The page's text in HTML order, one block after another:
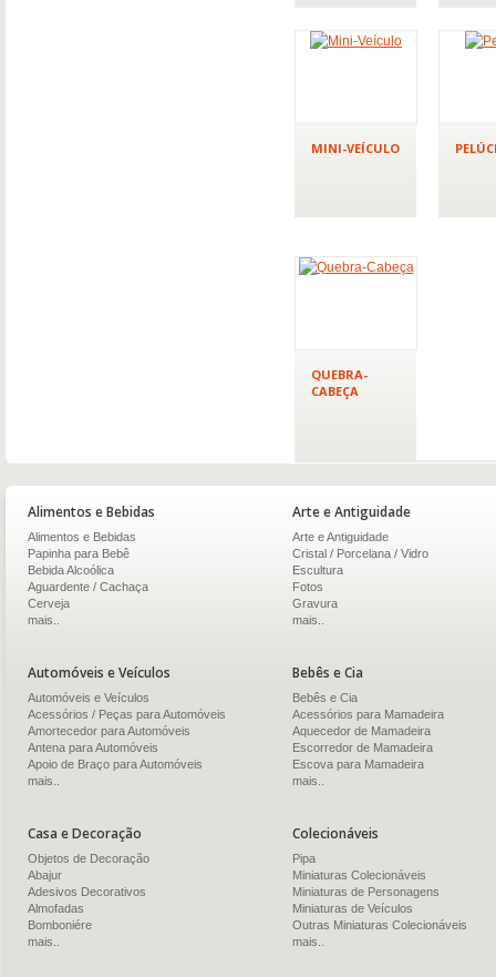
MINI-VEÍCULO
QUEBRA-
CABEÇA
Alimentos e Bebidas
Alimentos e Bebidas
Papinha para Bebê
Bebida Alcoólica
Aguardente / Cachaça
Cerveja
mais..
Arte e Antiguidade
Arte e Antiguidade
Cristal / Porcelana / Vidro
Escultura
Fotos
Gravura
mais..
Automóveis e Veículos
Automóveis e Veículos
Acessórios / Peças para Automóveis
Amortecedor para Automóveis
Antena para Automóveis
Apoio de Braço para Automóveis
mais..
Bebês e Cia
Bebês e Cia
Acessórios para Mamadeira
Aquecedor de Mamadeira
Escorredor de Mamadeira
Escova para Mamadeira
mais..
Casa e Decoração
Objetos de Decoração
Abajur
Adesivos Decorativos
Almofadas
Bomboniére
mais..
Colecionáveis
Pipa
Miniaturas Colecionáveis
Miniaturas de Personagens
Miniaturas de Veículos
Outras Miniaturas Colecionáveis
mais..